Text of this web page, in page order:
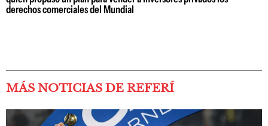
derechos comerciales del Mundial
MÁS NOTICIAS DE REFERÍ